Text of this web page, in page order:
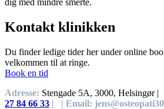
Kontakt klinikken
Du finder ledige tider her under online
velkommen til at ringe.
Book en tid
Adresse: Stengade 5A, 3000, Helsingør |
27 84 66 33 | | Email: